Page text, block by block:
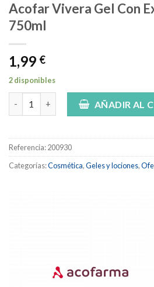
Acofar Vivera Gel Con
750ml
1,99 €
2 disponibles
Acofar Vivera Gel Con Extracto de
AÑADIR AL
Referencia:200930
Categorías:Cosmética,Geles y lociones,